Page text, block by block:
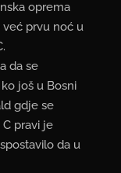
oprema
već prvu noć u
da se
još u Bosni
gdje se
pravi je
da u